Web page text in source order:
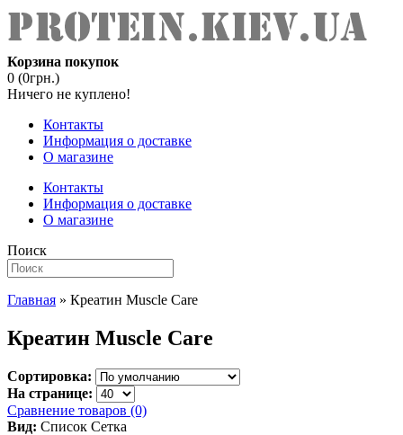
Корзина покупок
0 (0грн.)
Ничего не куплено!
Контакты
Информация о доставке
О магазине
Контакты
Информация о доставке
О магазине
Поиск
Главная » Креатин Muscle Care
Креатин Muscle Care
Сортировка:
На странице:
Сравнение товаров (0)
Вид: Список Сетка